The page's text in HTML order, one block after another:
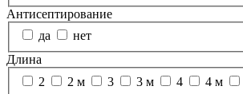
Антисептирование
да
нет
Длина
2
2 м 3 3 м 4 4 м